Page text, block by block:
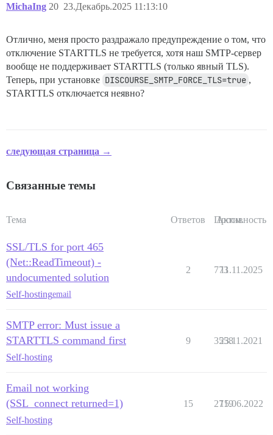
MichaIng 23.Декабрь.2025 11:13:10
20
Отлично, меня просто раздражало предупреждение о том, что
отключение STARTTLS не требуется, хотя наш SMTP-сервер
вообще не поддерживает STARTTLS (только явный TLS).
Теперь, при установке DISCOURSE_SMTP_FORCE_TLS=true ,
STARTTLS отключается неявно?
следующая страница →
Связанные темы
Тема Ответов Просм.
Активность
SSL/TLS for port 465
(Net::ReadTimeout) -
undocumented solution
Self-hostingemail
2 773
11.11.2025
SMTP error: Must issue a
STARTTLS command first
Self-hosting
9 3558
23.11.2021
Email not working
(SSL_connect returned=1)
Self-hosting
15 2719
15.06.2022